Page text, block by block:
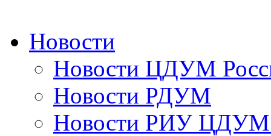
Новости
Новости ЦДУМ
Новости РДУМ
Новости РИУ ЦДУМ